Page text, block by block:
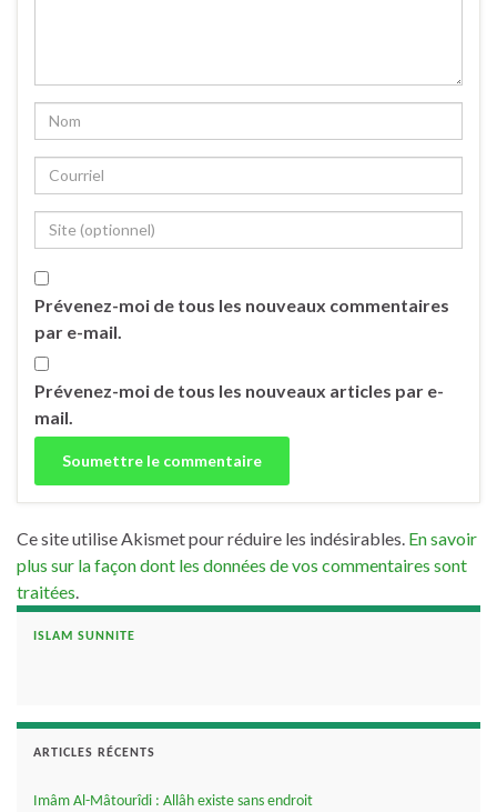
Prévenez-moi de tous les nouveaux commentaires
par e-mail.
Prévenez-moi de tous les nouveaux articles par e-
mail.
Ce site utilise Akismet pour réduire les indésirables. En savoir
plus sur la façon dont les données de vos commentaires sont
traitées.
ISLAM SUNNITE
ARTICLES RÉCENTS
Imâm Al-Mâtourîdi : Allâh existe sans endroit